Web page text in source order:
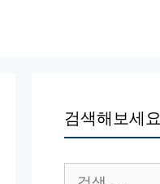
검색해보세요